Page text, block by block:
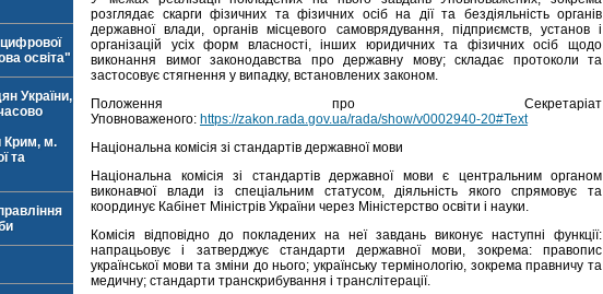
освіта"
України,
Крим, м.
та
розглядає скарги фізичних та фізичних осіб на дії та бездіяльність органів
державної влади, органів місцевого самоврядування, підприємств, установ і
організацій усіх форм власності, інших юридичних та фізичних осіб щодо
виконання вимог законодавства про державну мову; складає протоколи та
застосовує стягнення у випадку, встановлених законом.
Положення про Секретаріат
Уповноваженого: https://zakon.rada.gov.ua/rada/show/v0002940-20#Text
Національна комісія зі стандартів державної мови
Національна комісія зі стандартів державної мови є центральним органом
виконавчої влади із спеціальним статусом, діяльність якого спрямовує та
координує Кабінет Міністрів України через Міністерство освіти і науки.
Комісія відповідно до покладених на неї завдань виконує наступні функції:
напрацьовує і затверджує стандарти державної мови, зокрема: правопис
української мови та зміни до нього; українську термінологію, зокрема правничу та
медичну; стандарти транскрибування і транслітерації.